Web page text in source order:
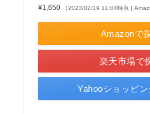
¥1,650 （2023/02/19 11:04時点 |
Amazonで
楽天市場で
Yahooショッピ